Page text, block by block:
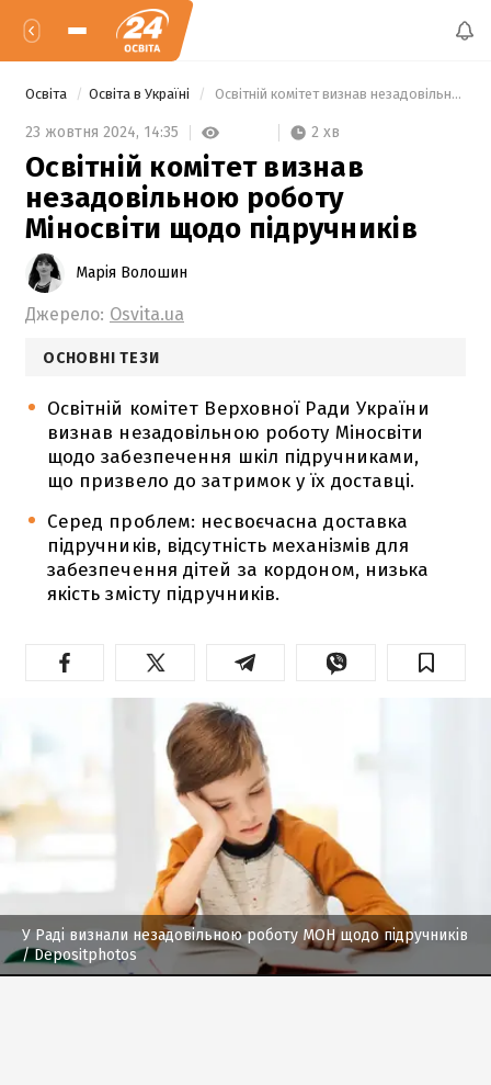
Освіта Освіта в Україні Освітній комітет визнав незадовільною роботу Міносвіти щодо підручників
23 жовтня 2024, 14:35 2 хв
Освітній комітет визнав
незадовільною роботу
Міносвіти щодо підручників
Марія Волошин
Джерело: Osvita.ua
ОСНОВНІ ТЕЗИ
Освітній комітет Верховної Ради України
визнав незадовільною роботу Міносвіти
щодо забезпечення шкіл підручниками,
що призвело до затримок у їх доставці.
Серед проблем: несвоєчасна доставка
підручників, відсутність механізмів для
забезпечення дітей за кордоном, низька
якість змісту підручників.
У Раді визнали незадовільною роботу МОН щодо підручників
/ Depositphotos